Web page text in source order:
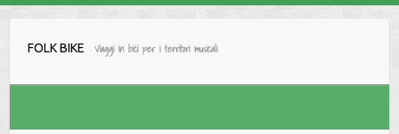
FOLK BIKE Viaggi in bici per i territori musicali